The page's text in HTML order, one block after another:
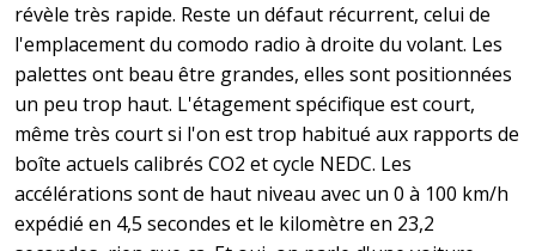
révèle très rapide. Reste un défaut récurrent, celui de
l'emplacement du comodo radio à droite du volant. Les
palettes ont beau être grandes, elles sont positionnées
un peu trop haut. L'étagement spécifique est court,
même très court si l'on est trop habitué aux rapports de
boîte actuels calibrés CO2 et cycle NEDC. Les
accélérations sont de haut niveau avec un 0 à 100 km/h
expédié en 4,5 secondes et le kilomètre en 23,2